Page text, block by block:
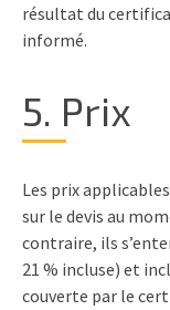
résultat du
informé.
5. Prix
Les prix
sur le devis au
contraire, ils
21 % incluse) et
couverte par le